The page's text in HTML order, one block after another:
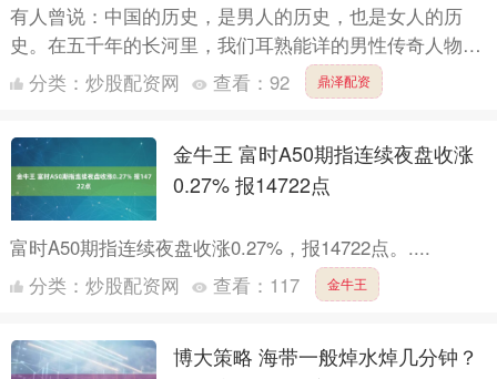
有人曾说：中国的历史，是男人的历史，也是女人的历
史。在五千年的长河里，我们耳熟能详的男性传奇人物数
不胜数，而女性中的传奇人物同样令人惊叹。其中，被誉
为历史上第一....
分类： 炒股配资网 查看： 92 鼎泽配资
金牛王 富时A50期指连续夜盘收涨
0.27% 报14722点
富时A50期指连续夜盘收涨0.27%，报14722点。....
分类： 炒股配资网 查看： 117 金牛王
博大策略 海带一般焯水焯几分钟？